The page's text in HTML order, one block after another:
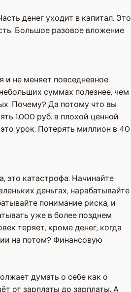
денег уходит в капитал. Это
Большое разовое вложение
и не меняет повседневное
суммах полезнее, чем
Почему? Да потому что вы
1.000 руб. в плохой ценной
урок. Потерять миллион в 40
это катастрофа. Начинайте
деньгах, нарабатывайте
понимание риска, и
уже в более позднем
теряет, кроме денег, когда
на потом? Финансовую
думать о себе как о
от зарплаты до зарплаты. А